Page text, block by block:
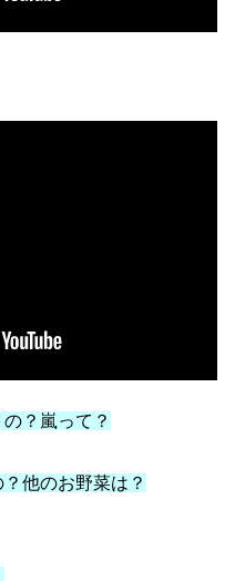
？嵐って？
他のお野菜は？